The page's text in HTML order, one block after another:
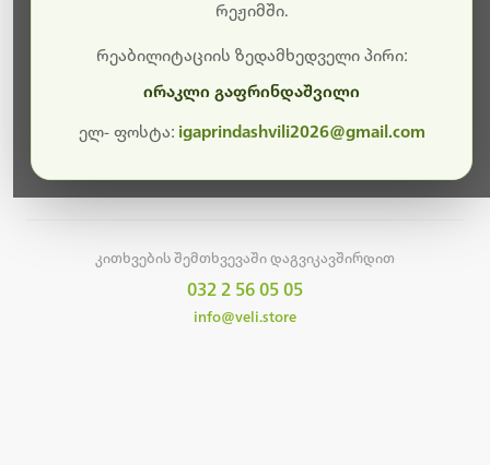
მალე ისევ ხელმისაწვდომი იქნება. გმადლობთ
კითხვების შემთხვევაში დაგვიკავშირდით
032 2 56 05 05
info@veli.store
რეჟიმში.
რეაბილიტაციის ზედამხედველი პირი:
ირაკლი გაფრინდაშვილი
ელ- ფოსტა: igaprindashvili2026@gmail.com